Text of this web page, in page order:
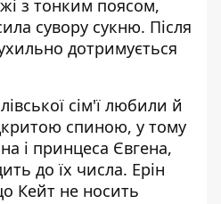
з тонким поясом,
сувору сукню. Після
дотримується
сім'ї любили й
спиною, у тому
і принцеса Євгена,
до їх числа. Ерін
Кейт не носить